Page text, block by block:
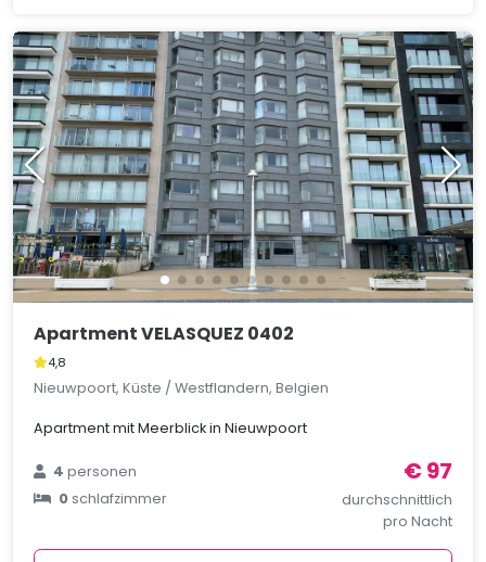
Apartment VELASQUEZ 0402
4,8
Nieuwpoort, Küste / Westflandern, Belgien
Apartment mit Meerblick in Nieuwpoort
4personen
0schlafzimmer
€ 97
durchschnittlich
pro Nacht